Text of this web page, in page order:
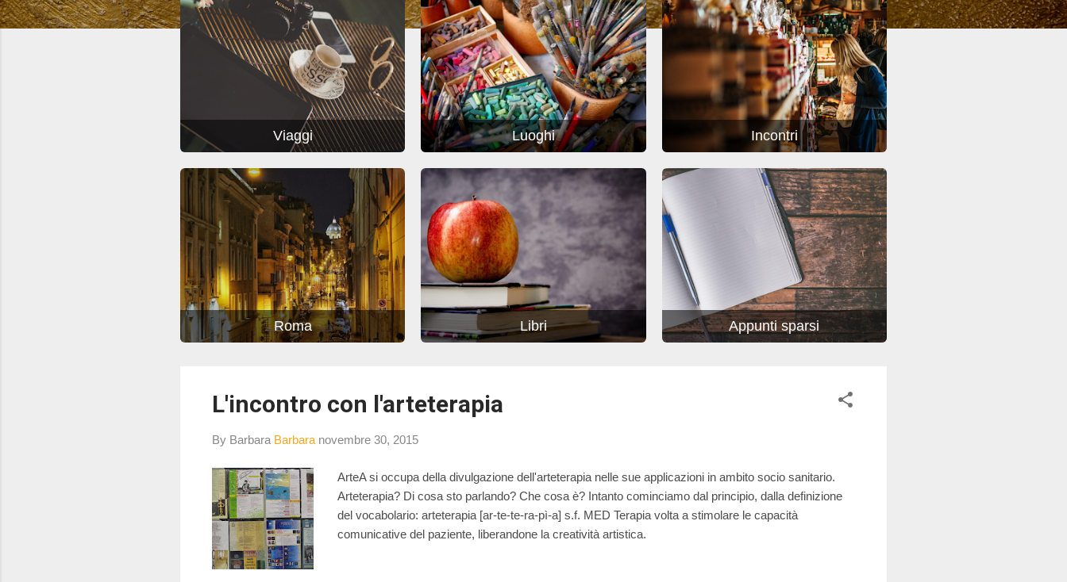
Viaggi Luoghi Incontri
Roma Libri Appunti sparsi
L'incontro con l'arteterapia
By Barbara Barbara novembre 30, 2015
ArteA si occupa della divulgazione dell'arteterapia nelle sue applicazioni in ambito socio sanitario.
Arteterapia? Di cosa sto parlando? Che cosa è? Intanto cominciamo dal principio, dalla definizione
del vocabolario: arteterapia [ar-te-te-ra-pì-a] s.f. MED Terapia volta a stimolare le capacità
comunicative del paziente, liberandone la creatività artistica.